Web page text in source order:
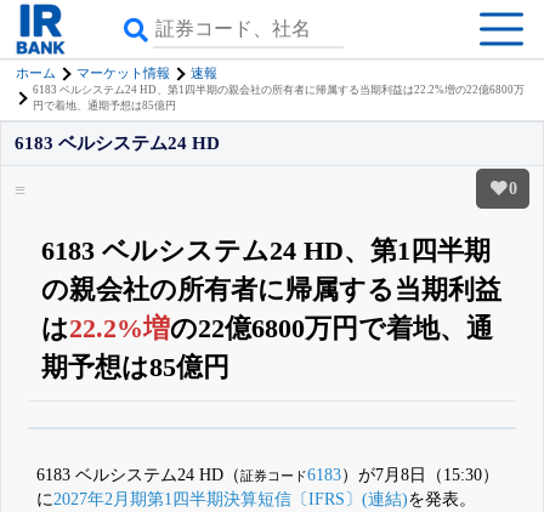
ホーム マーケット情報 速報
6183 ベルシステム24 HD、第1四半期の親会社の所有者に帰属する当期利益は22.2%増の22億6800万
円で着地、通期予想は85億円
0
6183 ベルシステム24 HD
6183 ベルシステム24 HD、第1四半期
の親会社の所有者に帰属する当期利益
は22.2%増の22億6800万円で着地、通
期予想は85億円
くできる
無料でβ版をはじめる
登録すると永久30%OFFと米株版の先行利用も付きます
6183 ベルシステム24 HD（証券コード6183）が7月8日（15:30）
に 2027年2月期第1四半期決算短信〔IFRS〕(連結)を発表。